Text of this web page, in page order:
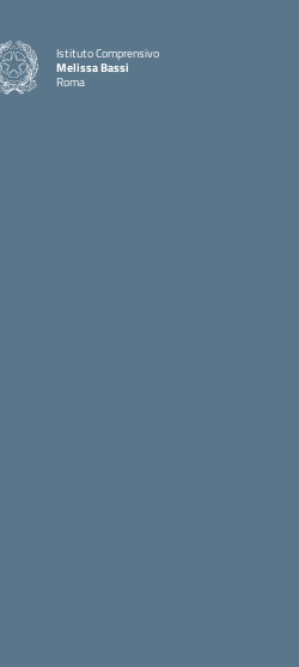
Istituto Comprensivo
Melissa Bassi
Roma